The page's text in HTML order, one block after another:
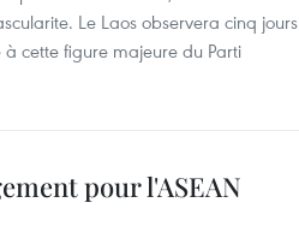
Le Laos observera cinq jours
cette figure majeure du Parti
pour l'ASEAN